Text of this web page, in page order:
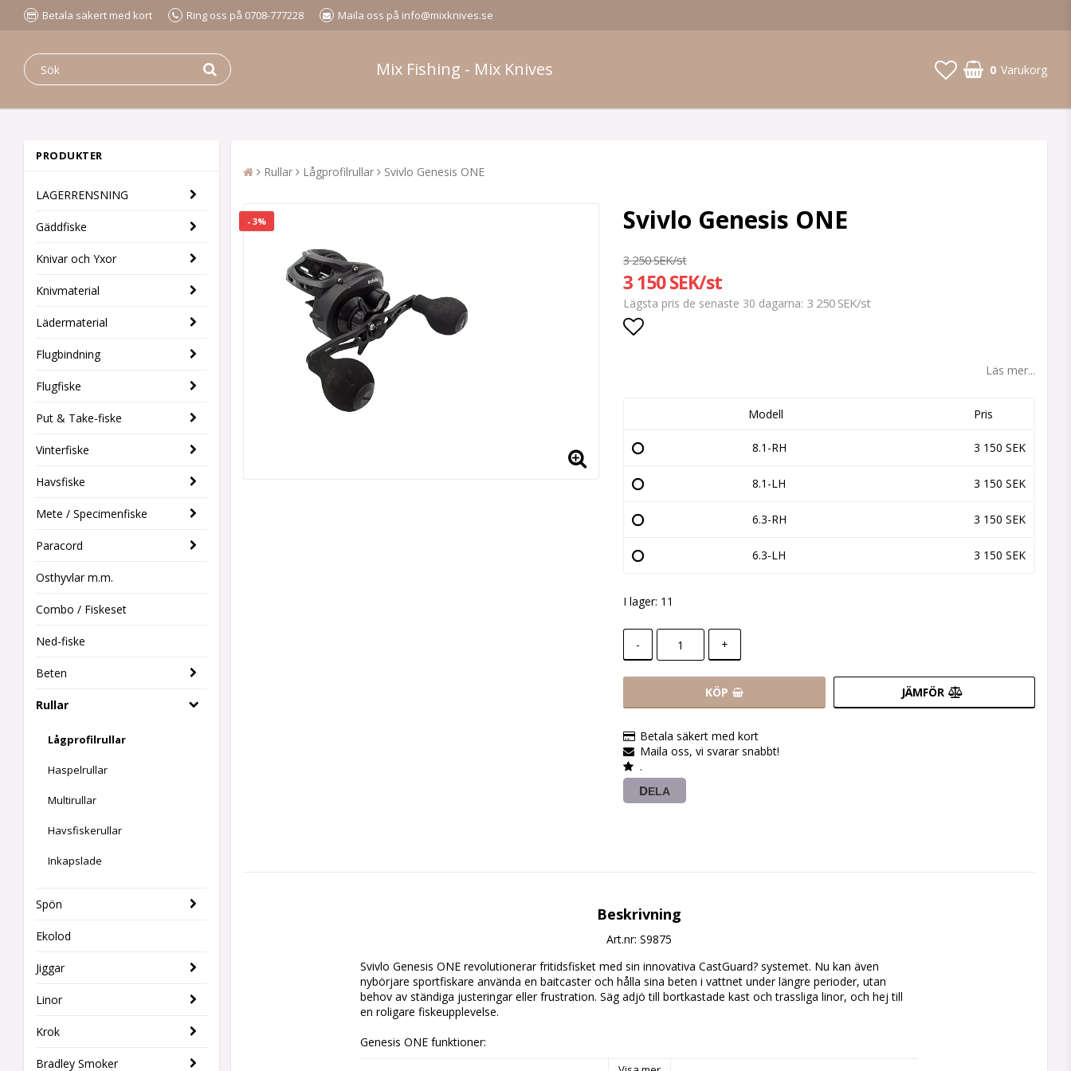
Betala säkert med kort Ring oss på 0708-777228 Maila oss på info@mixknives.se
Mix Fishing - Mix Knives 0 Varukorg
PRODUKTER
LAGERRENSNING
Gäddfiske
Knivar och Yxor
Knivmaterial
Lädermaterial
Flugbindning
Flugfiske
Put & Take-fiske
Vinterfiske
Havsfiske
Mete / Specimenfiske
Paracord
Osthyvlar m.m.
Combo / Fiskeset
Ned-fiske
Beten
Rullar
Lågprofilrullar
Haspelrullar
Multirullar
Havsfiskerullar
Inkapslade
Spön
Ekolod
Jiggar
Linor
Krok
Bradley Smoker
Rullar Lågprofilrullar Svivlo Genesis ONE
- 3% Svivlo Genesis ONE
3 250 SEK/st
3 150 SEK/st
Lägsta pris de senaste 30 dagarna 3 250 SEK/st
Läs mer...
Modell Pris
8.1-RH 3 150 SEK
8.1-LH 3 150 SEK
6.3-RH 3 150 SEK
6.3-LH 3 150 SEK
I lager: 11
- +
KÖP JÄMFÖR
Betala säkert med kort
Maila oss, vi svarar snabbt!
.
DELA
Beskrivning
Art.nr: S9875
Svivlo Genesis ONE revolutionerar fritidsfisket med sin innovativa CastGuard? systemet. Nu kan även
nybörjare sportfiskare använda en baitcaster och hålla sina beten i vattnet under längre perioder, utan
behov av ständiga justeringar eller frustration. Säg adjö till bortkastade kast och trassliga linor, och hej till
en roligare fiskeupplevelse.
Genesis ONE funktioner: